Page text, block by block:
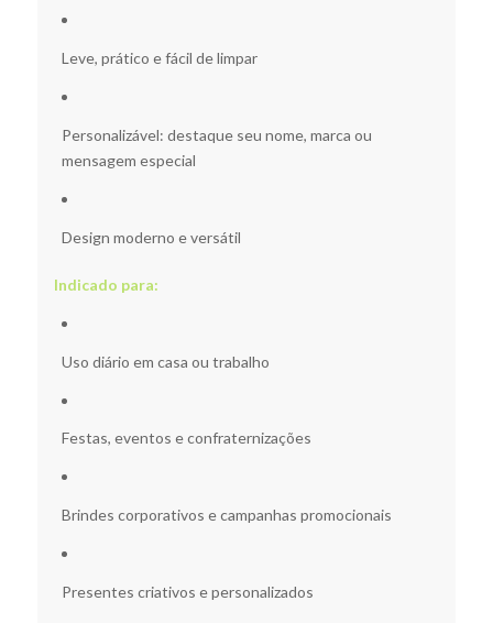
Leve, prático e fácil de limpar
Personalizável: destaque seu nome, marca ou
mensagem especial
Design moderno e versátil
Indicado para:
Uso diário em casa ou trabalho
Festas, eventos e confraternizações
Brindes corporativos e campanhas promocionais
Presentes criativos e personalizados